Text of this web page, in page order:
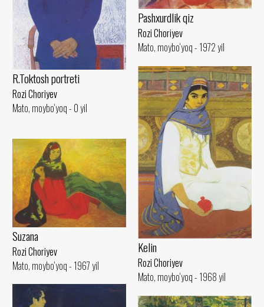
Pashxurdlik qiz
Rozi Choriyev
Mato, moybo‘yoq - 1972 yil
R.Toktosh portreti
Rozi Choriyev
Mato, moybo‘yoq - 0 yil
Kelin
Rozi Choriyev
Mato, moybo‘yoq - 1968 yil
Suzana
Rozi Choriyev
Mato, moybo‘yoq - 1967 yil